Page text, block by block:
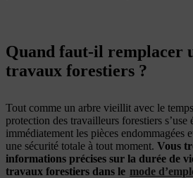
Quand faut-il remplacer
travaux forestiers ?
Tout comme un arbre vieillit avec le
protection des travailleurs forestiers s’use
immédiatement les pièces endommagées
une sécurité totale à tout moment. Vous
informations précises sur la durée de
travaux forestiers dans le mode